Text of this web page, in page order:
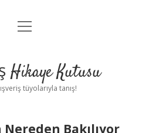
Anasayfa
Yasal Uyarı
menüyü
Hikaye Kutusu
tüyolarıyla tanış!
Bakılıyor